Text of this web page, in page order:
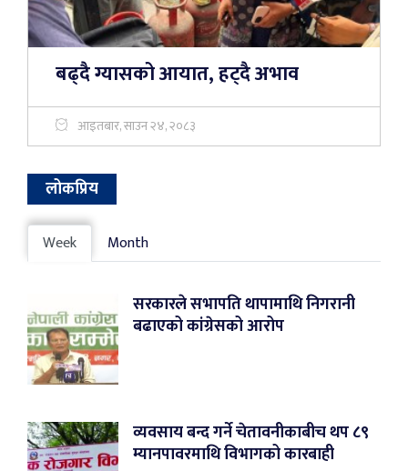
बढ्दै ग्यासको आयात, हट्दै अभाव
आइतबार, साउन २४, २०८३
लोकप्रिय
Week Month
सरकारले सभापति थापामाथि निगरानी
बढाएको कांग्रेसको आरोप
व्यवसाय बन्द गर्ने चेतावनीकाबीच थप ८९
म्यानपावरमाथि विभागको कारबाही